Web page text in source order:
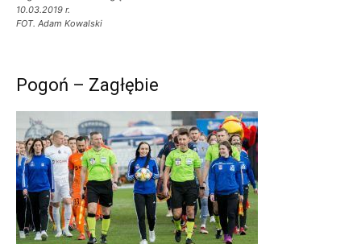
10.03.2019 r.
FOT. Adam Kowalski
Pogoń – Zagłębie